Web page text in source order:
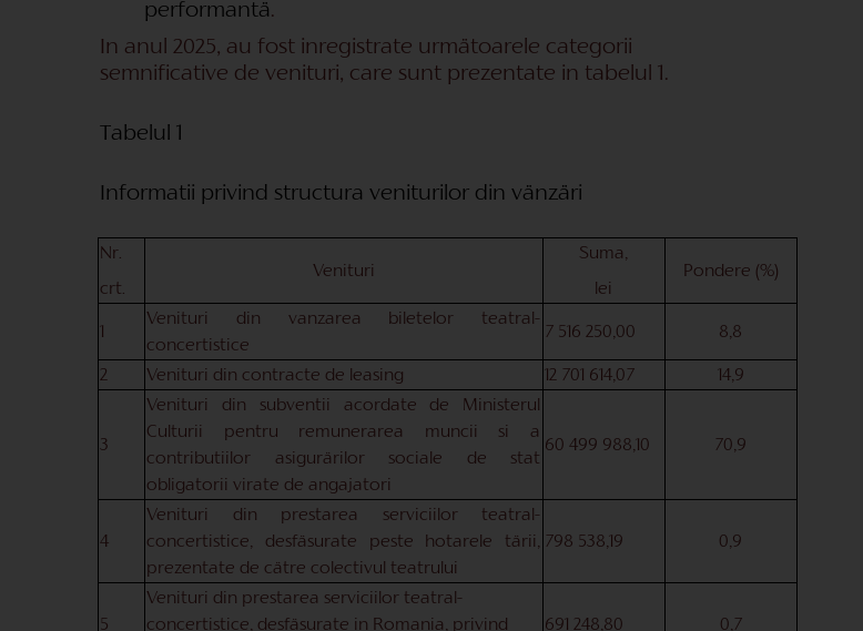
performantä.
In anul 2025, au fost inregistrate urmätoarele categorii
semnificative de venituri, care sunt prezentate in tabelul 1.
Tabelul 1
Informatii privind structura veniturilor din vänzäri
Nr.
crt.
Venituri
Suma,
lei
Pondere (%)
Venituri din vanzarea biletelor teatral-
concertistice
7 516 250,00 8,8
2 Venituri din contracte de leasing 12 701 614,07 14,9
3
Venituri din subventii acordate de Ministerul
Culturii pentru remunerarea muncii si a
contributiilor asigurärilor sociale de stat
obligatorii virate de angajatori
60 499 988,10 70,9
4
Venituri din prestarea serviciilor teatral-
concertistice, desfäsurate peste hotarele tärii,
prezentate de cätre colectivul teatrului
798 538,19 0,9
5
Venituri din prestarea serviciilor teatral-
concertistice, desfäsurate in Romania, privind
691 248,80 0,7